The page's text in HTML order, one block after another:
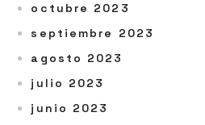
octubre 2023
septiembre 2023
agosto 2023
julio 2023
junio 2023